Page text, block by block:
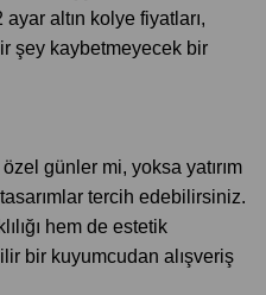
altın kolye fiyatları,
şey kaybetmeyecek bir
günler mi, yoksa yatırım
tercih edebilirsiniz.
hem de estetik
bir kuyumcudan alışveriş